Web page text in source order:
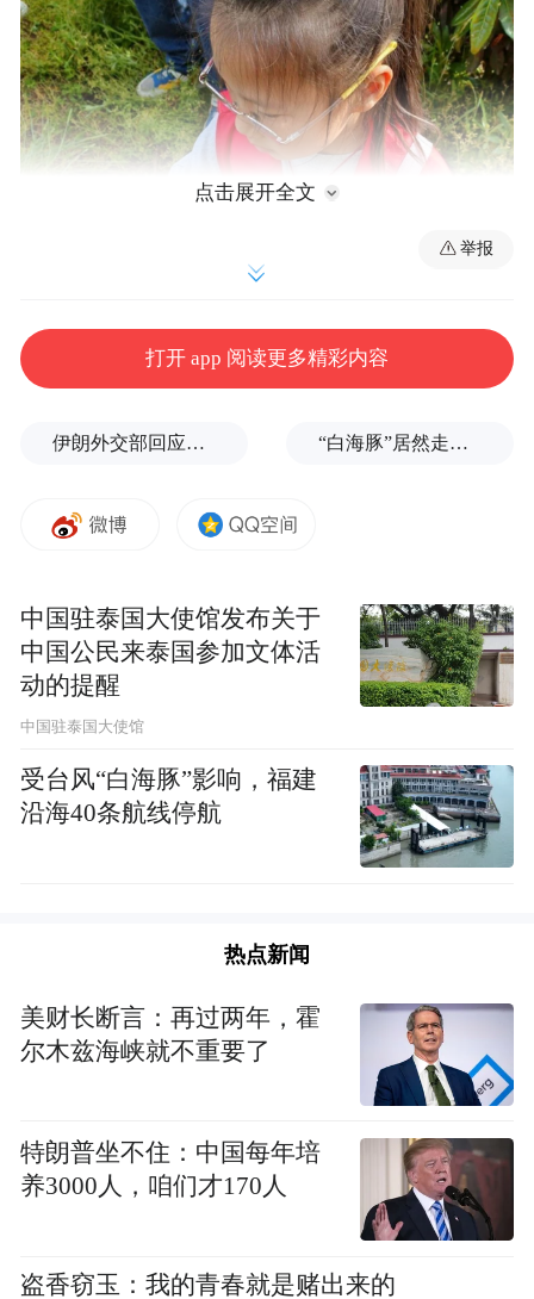
来到茶园，阳光下那些在茶树上冒尖的嫩芽
绿意盎然，舒展了生机勃勃的生命力。同学
向他虚心讨教采茶技巧，然后迅速上手，加
短梗采摘，一叶一芽。用“提”而不是“掐”的
方式采茶，专注于将一根茶枝上的嫩芽采
尽，虽然他们动作不甚熟练，但是采茶基本
们三五成群在茶园穿梭，茶园变得热闹而忙
碌。
点击展开全文
举报
打开 app 阅读更多精彩内容
伊朗外交部回应特朗普战利品言论：美需赢得战争，再谈战利品 “白海豚”居然走出了古怪路径
中国驻泰国大使馆发布关于
中国公民来泰国参加文体活
动的提醒
中国驻泰国大使馆
受台风“白海豚”影响，福建
沿海40条航线停航
热点新闻
美财长断言：再过两年，霍
尔木兹海峡就不重要了
特朗普坐不住：中国每年培
养3000人，咱们才170人
盗香窃玉：我的青春就是赌出来的